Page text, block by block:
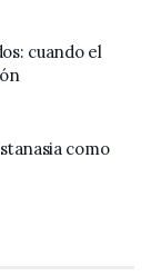
cuando el
como